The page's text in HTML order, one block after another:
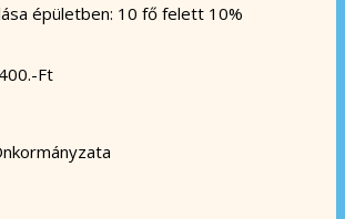
épületben: 10 fő felett 10%
Ft